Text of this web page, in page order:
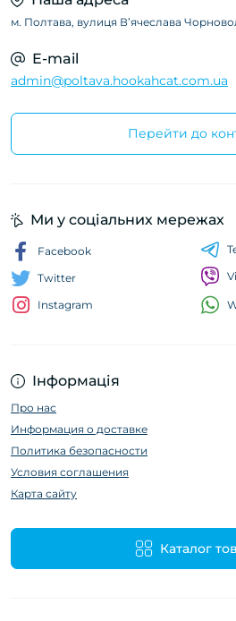
м. Полтава, вулиця Вʼячеслава
E-mail
admin@poltava.hookahcat.com.ua
Перейти до
Інформація
Про нас
Информация о доставке
Политика безопасности
Условия соглашения
Карта сайту
Каталог
Ми у соціальних мережах
Facebook
Twitter
Instagram